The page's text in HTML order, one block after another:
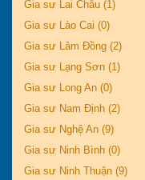
Gia sư Lai Châu (1)
Gia sư Lào Cai (0)
Gia sư Lâm Đồng (2)
Gia sư Lạng Sơn (1)
Gia sư Long An (0)
Gia sư Nam Định (2)
Gia sư Nghệ An (9)
Gia sư Ninh Bình (0)
Gia sư Ninh Thuận (9)